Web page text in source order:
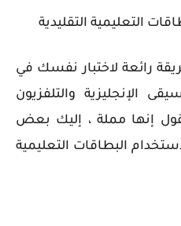
رائعة لاختبار نفسك في
الإنجليزية والتلفزيون
إنها مملة ، إليك بعض
البطاقات التعليمية